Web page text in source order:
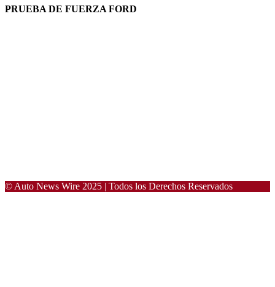
PRUEBA DE FUERZA FORD
© Auto News Wire 2025 | Todos los Derechos Reservados